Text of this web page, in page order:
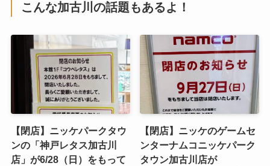
こんな加古川の話題もあるよ！
【閉店】ニッケパークタウ
ンの「神戸レタス加古川
店」が6/28（日）をもって
【閉店】ニッケのゲームセ
ンターナムコニッケパーク
タウン加古川店が